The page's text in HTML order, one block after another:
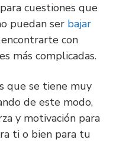
cuestiones que
puedan ser bajar
con
más complicadas.
que se tiene muy
de este modo,
y motivación para
ti o bien para tu